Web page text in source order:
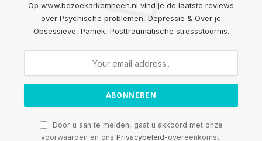
Op www.bezoekarkemheen.nl vind je de laatste reviews
over Psychische problemen, Depressie & Over je
Obsessieve, Paniek, Posttraumatische stressstoornis.
Door u aan te melden, gaat u akkoord met onze
voorwaarden en ons Privacybeleid-overeenkomst.